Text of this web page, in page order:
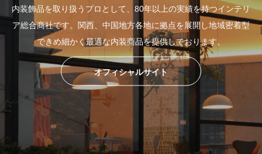
内装飾品を取り扱うプロとして、80年以上の実績を持つインテリ
ア総合商社です。関西、中国地方各地に拠点を展開し地域密着型
できめ細かく最適な内装商品を提供しております。
オフィシャルサイト